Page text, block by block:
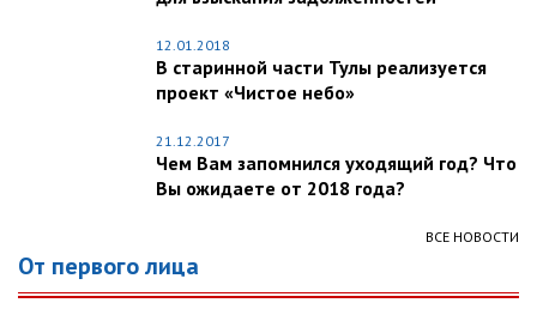
12.01.2018
В старинной части Тулы реализуется
проект «Чистое небо»
21.12.2017
Чем Вам запомнился уходящий год? Что
Вы ожидаете от 2018 года?
ВСЕ НОВОСТИ
От первого лица